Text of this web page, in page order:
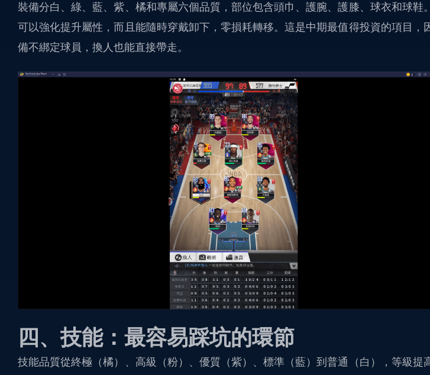
裝備分白、綠、藍、紫、橘和專屬六個品質，部位包含頭巾、護腕、護膝、球衣和球鞋
可以強化提升屬性，而且能隨時穿戴卸下，零損耗轉移。這是中期最值得投資的項目，
備不綁定球員，換人也能直接帶走。
四、技能：最容易踩坑的環節
技能品質從終極（橘）、高級（粉）、優質（紫）、標準（藍）到普通（白），等級提